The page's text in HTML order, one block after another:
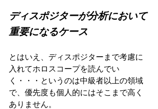
ディスポジターが分析において
重要になるケース
とはいえ、ディスポジターまで考慮に
入れてホロスコープを読んでい
く・・・というのは中級者以上の領域
で、優先度も個人的にはそこまで高く
ありません。